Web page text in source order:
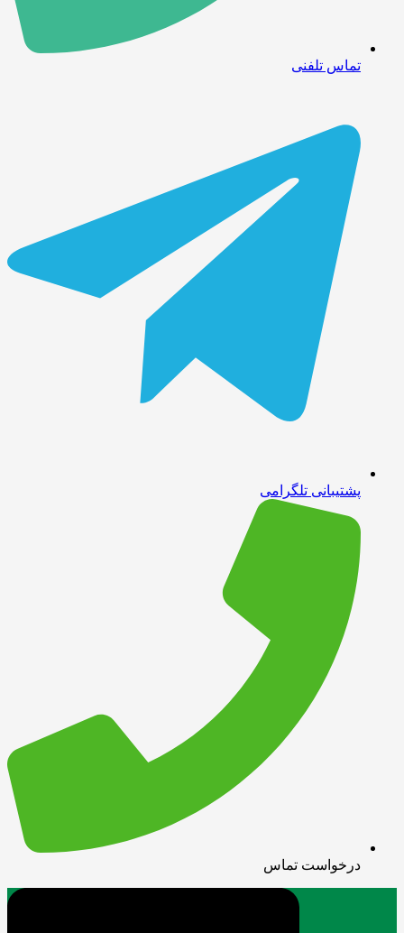
تماس تلفنی
پشتیبانی تلگرامی
درخواست تماس